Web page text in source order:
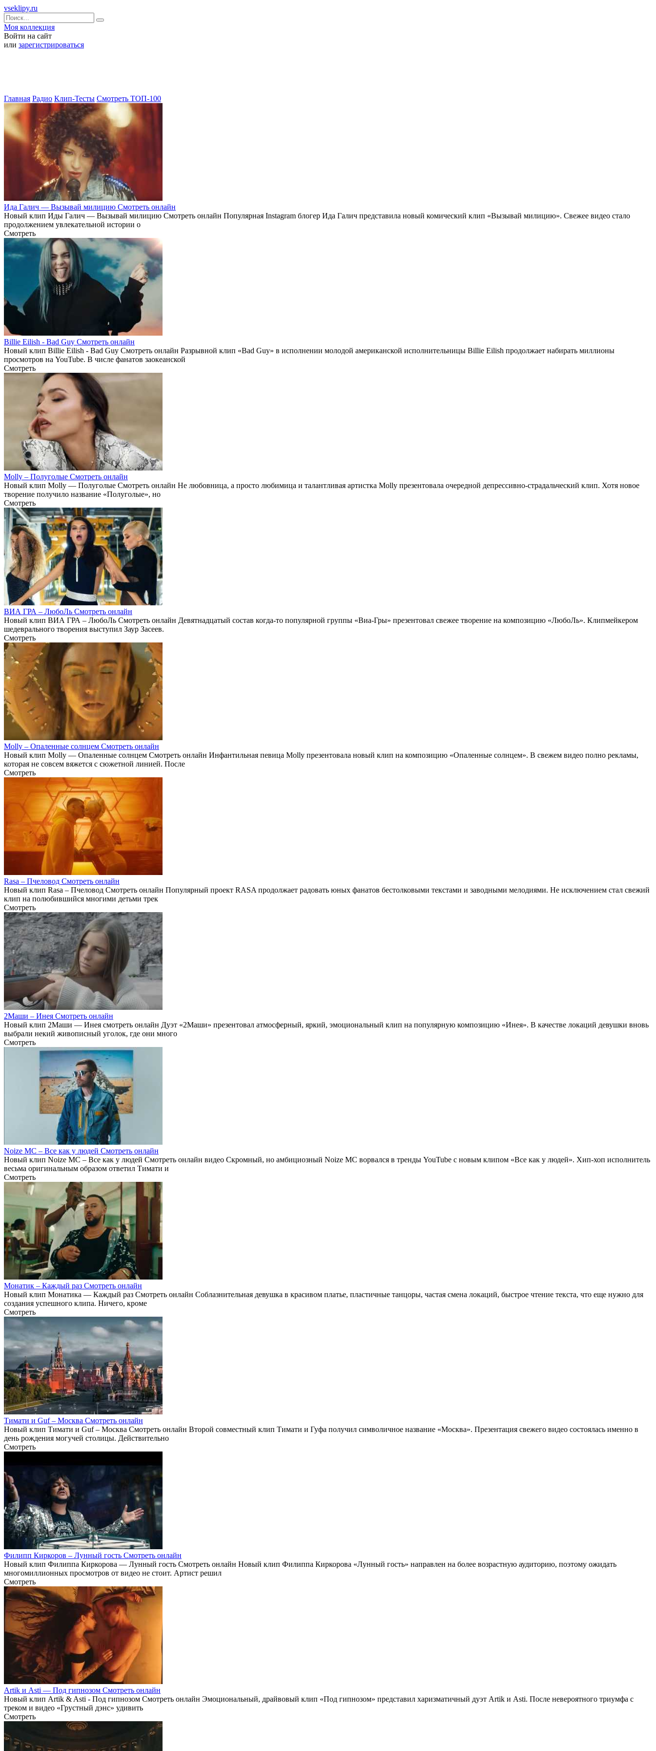
vseklipy.ru
Моя коллекция
Войти на сайт
или зарегистрироваться
Главная Радио Клип-Тесты Смотреть ТОП-100
Ида Галич — Вызывай милицию Смотреть онлайн
Новый клип Иды Галич — Вызывай милицию Смотреть онлайн Популярная Instagram блогер Ида Галич представила новый комический клип «Вызывай милицию». Свежее видео стало
продолжением увлекательной истории о
Смотреть
Billie Eilish - Bad Guy Смотреть онлайн
Новый клип Billie Eilish - Bad Guy Смотреть онлайн Разрывной клип «Bad Guy» в исполнении молодой американской исполнительницы Billie Eilish продолжает набирать миллионы
просмотров на YouTube. В числе фанатов заокеанской
Смотреть
Molly – Полуголые Смотреть онлайн
Новый клип Molly — Полуголые Смотреть онлайн Не любовница, а просто любимица и талантливая артистка Molly презентовала очередной депрессивно-страдальческий клип. Хотя новое
творение получило название «Полуголые», но
Смотреть
ВИА ГРА – ЛюбоЛь Смотреть онлайн
Новый клип ВИА ГРА – ЛюбоЛь Смотреть онлайн Девятнадцатый состав когда-то популярной группы «Виа-Гры» презентовал свежее творение на композицию «ЛюбоЛь». Клипмейкером
шедеврального творения выступил Заур Засеев.
Смотреть
Molly – Опаленные солнцем Смотреть онлайн
Новый клип Molly — Опаленные солнцем Смотреть онлайн Инфантильная певица Molly презентовала новый клип на композицию «Опаленные солнцем». В свежем видео полно рекламы,
которая не совсем вяжется с сюжетной линией. После
Смотреть
Rasa – Пчеловод Смотреть онлайн
Новый клип Rasa – Пчеловод Смотреть онлайн Популярный проект RASA продолжает радовать юных фанатов бестолковыми текстами и заводными мелодиями. Не исключением стал свежий
клип на полюбившийся многими детьми трек
Смотреть
2Маши – Инея Смотреть онлайн
Новый клип 2Маши — Инея смотреть онлайн Дуэт «2Маши» презентовал атмосферный, яркий, эмоциональный клип на популярную композицию «Инея». В качестве локаций девушки вновь
выбрали некий живописный уголок, где они много
Смотреть
Noize МС – Все как у людей Смотреть онлайн
Новый клип Noize МС – Все как у людей Смотреть онлайн видео Скромный, но амбициозный Noize МС ворвался в тренды YouTube с новым клипом «Все как у людей». Хип-хоп исполнитель
весьма оригинальным образом ответил Тимати и
Смотреть
Монатик – Каждый раз Смотреть онлайн
Новый клип Монатика — Каждый раз Смотреть онлайн Соблазнительная девушка в красивом платье, пластичные танцоры, частая смена локаций, быстрое чтение текста, что еще нужно для
создания успешного клипа. Ничего, кроме
Смотреть
Тимати и Guf – Москва Смотреть онлайн
Новый клип Тимати и Guf – Москва Смотреть онлайн Второй совместный клип Тимати и Гуфа получил символичное название «Москва». Презентация свежего видео состоялась именно в
день рождения могучей столицы. Действительно
Смотреть
Филипп Киркоров – Лунный гость Смотреть онлайн
Новый клип Филиппа Киркорова — Лунный гость Смотреть онлайн Новый клип Филиппа Киркорова «Лунный гость» направлен на более возрастную аудиторию, поэтому ожидать
многомиллионных просмотров от видео не стоит. Артист решил
Смотреть
Artik и Asti –– Под гипнозом Смотреть онлайн
Новый клип Artik & Asti - Под гипнозом Смотреть онлайн Эмоциональный, драйвовый клип «Под гипнозом» представил харизматичный дуэт Artik и Asti. После невероятного триумфа с
треком и видео «Грустный дэнс» удивить
Смотреть